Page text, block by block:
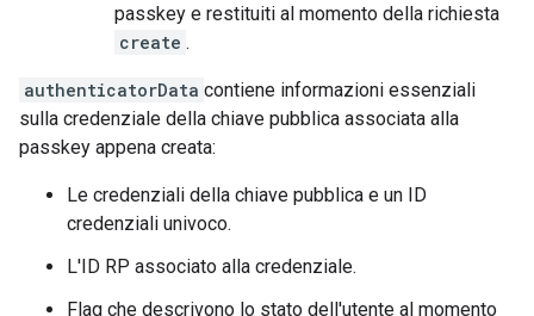
passkey e restituiti al momento della richiesta
create .
authenticatorData contiene informazioni essenziali
sulla credenziale della chiave pubblica associata alla
passkey appena creata:
Le credenziali della chiave pubblica e un ID
credenziali univoco.
L'ID RP associato alla credenziale.
Flag che descrivono lo stato dell'utente al momento